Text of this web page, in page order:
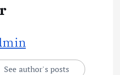
See author's posts